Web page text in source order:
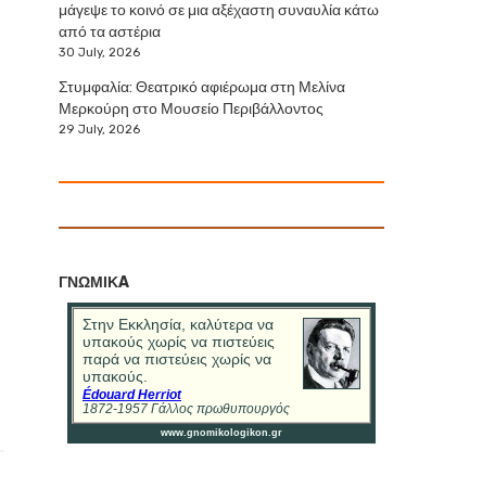
μάγεψε το κοινό σε μια αξέχαστη συναυλία κάτω
από τα αστέρια
30 July, 2026
Στυμφαλία: Θεατρικό αφιέρωμα στη Μελίνα
Μερκούρη στο Μουσείο Περιβάλλοντος
29 July, 2026
ΓΝΩΜΙΚA